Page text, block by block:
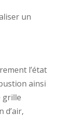
un
l’état
ainsi
grille
d’air,